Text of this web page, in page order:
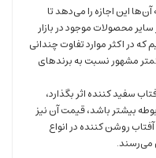
این اجازه را می‌دهد تا
محصولات موجود در بازار
که در اکثر موارد تفاوت چندانی
مشهور نسبت به برندهای
سفید کننده اثر بگذارد،
بیشتر باشد، قیمت آن نیز
روشن کننده در انواع
می‌رسند.